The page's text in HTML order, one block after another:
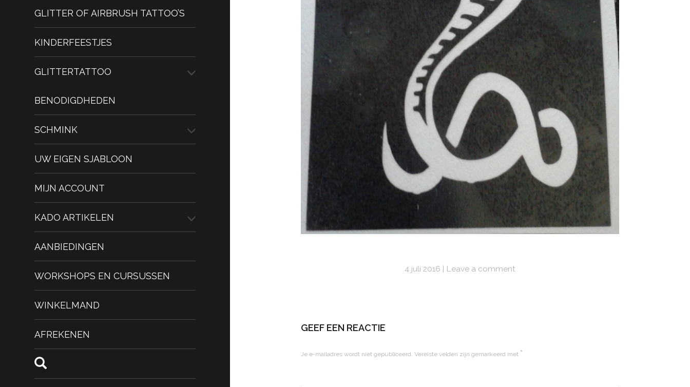
GLITTER OF AIRBRUSH TATTOO’S
KINDERFEESTJES
GLITTERTATTOO
BENODIGDHEDEN
SCHMINK
UW EIGEN SJABLOON
MIJN ACCOUNT
KADO ARTIKELEN
AANBIEDINGEN
WORKSHOPS EN CURSUSSEN
WINKELMAND
AFREKENEN
4 juli 2016 Leave a comment
GEEF EEN REACTIE
Je e-mailadres wordt niet gepubliceerd. Vereiste velden zijn gemarkeerd met *